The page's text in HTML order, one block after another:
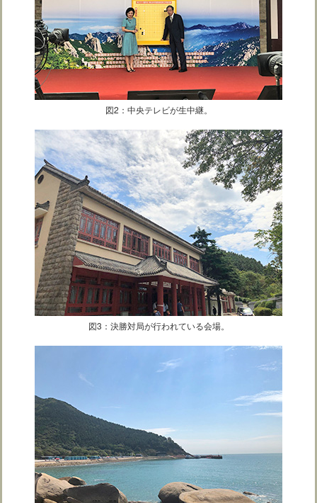
図2：中央テレビが生中継。
図3：決勝対局が行われている会場。